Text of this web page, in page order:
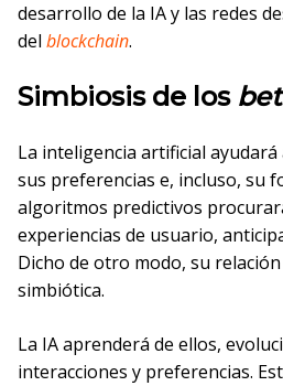
desarrollo de la IA y las redes
del blockchain.
Simbiosis de los
La inteligencia artificial
sus preferencias e, incluso, su
algoritmos predictivos
experiencias de usuario,
Dicho de otro modo, su
simbiótica.
La IA aprenderá de ellos,
interacciones y preferencias.